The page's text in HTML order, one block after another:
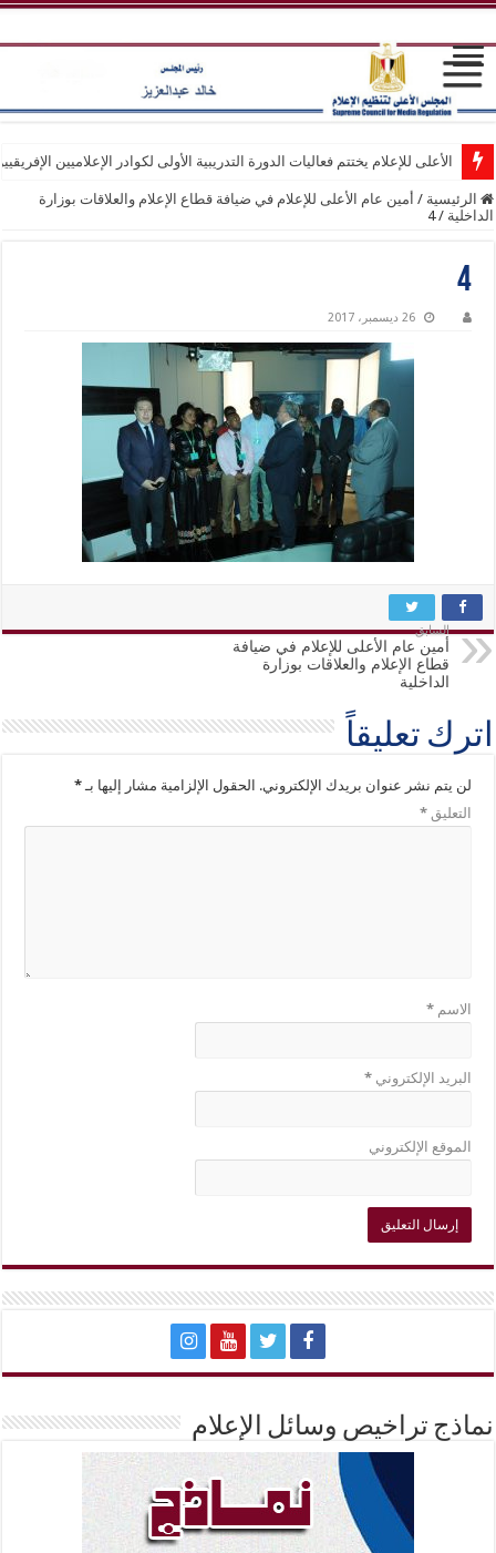
الأعلى للإعلام يختتم فعاليات الدورة التدريبية الأولى لكوادر الإعلاميين
الرئيسية / أمين عام الأعلى للإعلام في ضيافة قطاع الإعلام والعلاقات بوزارة
الداخلية /
4
4
26 ديسمبر، 2017
السابق
أمين عام الأعلى للإعلام في ضيافة
قطاع الإعلام والعلاقات بوزارة
الداخلية
اترك تعليقاً
لن يتم نشر عنوان بريدك الإلكتروني. الحقول الإلزامية مشار إليها بـ*
التعليق*
الاسم*
البريد الإلكتروني*
الموقع الإلكتروني
نماذج تراخيص وسائل الإعلام